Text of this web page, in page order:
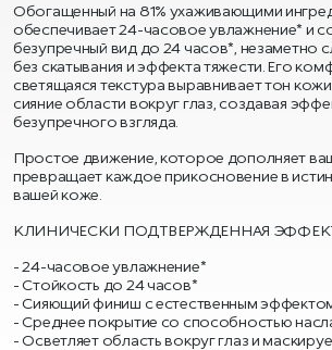
Обогащенный на 81% ухаживающими
обеспечивает 24-часовое увлажнение* и
безупречный вид до 24 часов*, незаметно
без скатывания и эффекта тяжести. Его
светящаяся текстура выравнивает тон
сияние области вокруг глаз, создавая
безупречного взгляда.
Простое движение, которое дополняет
превращает каждое прикосновение в
вашей коже.
КЛИНИЧЕСКИ ПОДТВЕРЖДЕННАЯ
24-часовое увлажнение*
Стойкость до 24 часов*
Сияющий финиш с естественным
Среднее покрытие со способностью
Осветляет область вокруг глаз и